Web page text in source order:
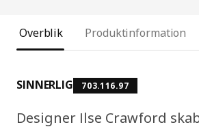
Overblik Produktinformation
SINNERLIG 703.116.97
Designer Ilse Crawford